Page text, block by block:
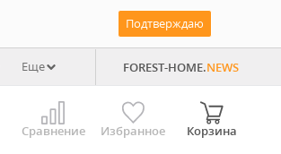
Подтверждаю
Еще FOREST-HOME.NEWS
Сравнение Избранное Корзина